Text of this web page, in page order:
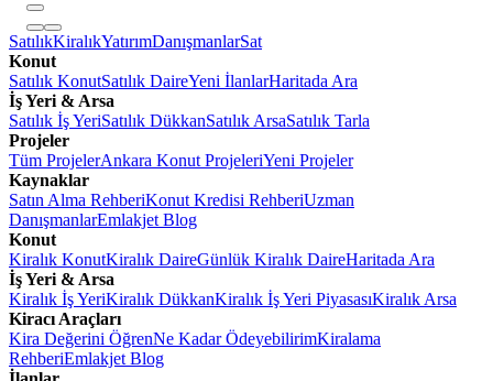
SatılıkKiralıkYatırımDanışmanlarSat
Konut
Satılık KonutSatılık DaireYeni İlanlarHaritada Ara
İş Yeri & Arsa
Satılık İş YeriSatılık DükkanSatılık ArsaSatılık Tarla
Projeler
Tüm ProjelerAnkara Konut ProjeleriYeni Projeler
Kaynaklar
Satın Alma RehberiKonut Kredisi RehberiUzman
DanışmanlarEmlakjet Blog
Konut
Kiralık KonutKiralık DaireGünlük Kiralık DaireHaritada Ara
İş Yeri & Arsa
Kiralık İş YeriKiralık DükkanKiralık İş Yeri PiyasasıKiralık Arsa
Kiracı Araçları
Kira Değerini ÖğrenNe Kadar ÖdeyebilirimKiralama
RehberiEmlakjet Blog